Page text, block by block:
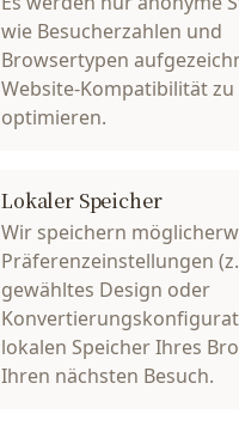
wie Besucherzahlen und
Browsertypen
Website-Kompatibilität zu
optimieren.
Lokaler Speicher
Wir speichern
Präferenzeinstellungen
gewähltes Design oder
lokalen Speicher Ihres
Ihren nächsten Besuch.